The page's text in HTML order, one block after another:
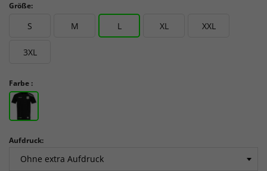
Größe:
S M L XL XXL
3XL
Farbe :
Aufdruck: